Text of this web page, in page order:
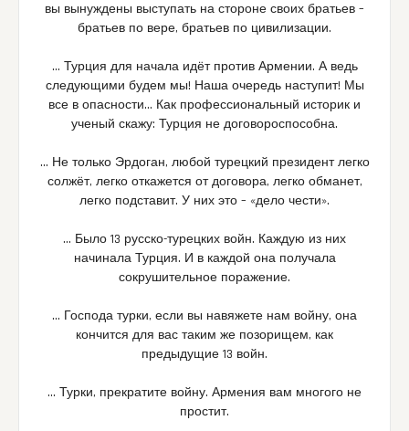
вы вынуждены выступать на стороне своих братьев –
братьев по вере, братьев по цивилизации.
… Турция для начала идёт против Армении. А ведь
следующими будем мы! Наша очередь наступит! Мы
все в опасности… Как профессиональный историк и
ученый скажу: Турция не договороспособна.
… Не только Эрдоган, любой турецкий президент легко
солжёт, легко откажется от договора, легко обманет,
легко подставит. У них это – «дело чести».
… Было 13 русско-турецких войн. Каждую из них
начинала Турция. И в каждой она получала
сокрушительное поражение.
… Господа турки, если вы навяжете нам войну, она
кончится для вас таким же позорищем, как
предыдущие 13 войн.
… Турки, прекратите войну. Армения вам многого не
простит.